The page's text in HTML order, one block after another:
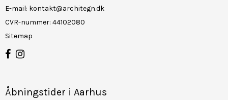
E-mail: kontakt@architegn.dk
CVR-nummer: 44102080
Sitemap
Åbningstider i Aarhus